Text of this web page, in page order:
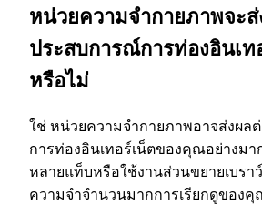
หน่วยความจํากายภาพจะ
ประสบการณ์การท่องอินเ
หรือไม่
ใช่ หน่วยความจํากายภาพอาจส่งผล
การท่องอินเทอร์เน็ตของคุณอย่างม
หลายแท็บหรือใช้งานส่วนขยายเบรา
ความจําจํานวนมากการเรียกดูของ